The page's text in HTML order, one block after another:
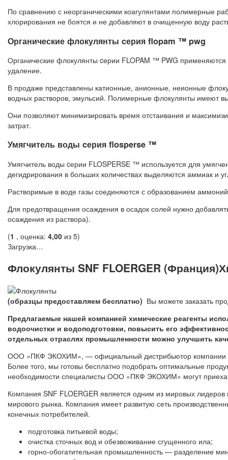
По сравнению с неорганическими коагулянтами полимерные
хлорирования не боятся и не добавляют в очищенную воду
Органические флокулянты cерия flopam ™ pwg
Органические флокулянты cерии FLOPAM ™ PWG
удаление.
В продаже представлены катионные, анионные, неионные
водных растворов, эмульсий. Полимерные флокулянты имеют
Они позволяют минимизировать время отстаивания и
затрат.
Умягчитель воды cерия flosperse ™
Умягчитель воды cерии FLOSPERSE ™ используется для
дегидрирования в больших количествах выделяются аммиак и
Растворимые в воде газы соединяются с образованием
Для предотвращения осаждения в осадок солей нужно
осаждения из раствора).
(1 , оценка: 4,00 из 5)
Загрузка…
Флокулянты SNF FLOERGER
(образцы предоставляем бесплатно) Вы можете заказать
Предлагаемые нашей компанией химические реагенты
водоочистки и водоподготовки, повысить его
отдельных отраслях промышленности можно улучшить
ООО «ПКФ ЭКОХИМ», — официальный дистрибьютор компании
Более того, мы готовы бесплатно подобрать оптимальные
необходимости специалисты ООО «ПКФ ЭКОХИМ» могут
Компания SNF FLOERGER является одним из мировых лидеров
мирового рынка. Компания имеет развитую сеть
конечных потребителей.
подготовка питьевой воды;
очистка сточных вод и обезвоживание сгущенного ила;
горно-обогатительная промышленность — разделение